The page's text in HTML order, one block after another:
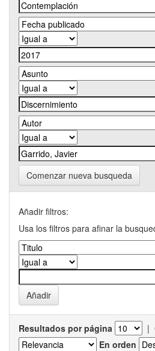
Comenzar nueva busqueda
Añadir filtros:
Usa los filtros para afinar la
Resultados por página |
En orden